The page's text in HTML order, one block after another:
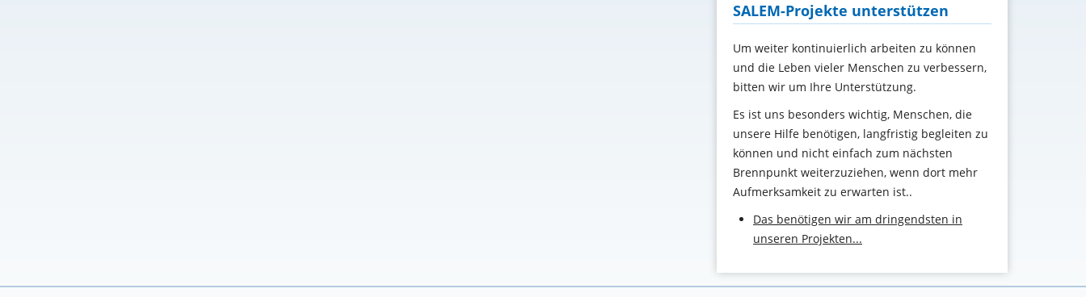
SALEM-Projekte unterstützen
Um weiter kontinuierlich arbeiten zu können
und die Leben vieler Menschen zu verbessern,
bitten wir um Ihre Unterstützung.
Es ist uns besonders wichtig, Menschen, die
unsere Hilfe benötigen, langfristig begleiten zu
können und nicht einfach zum nächsten
Brennpunkt weiterzuziehen, wenn dort mehr
Aufmerksamkeit zu erwarten ist..
Das benötigen wir am dringendsten in
unseren Projekten...